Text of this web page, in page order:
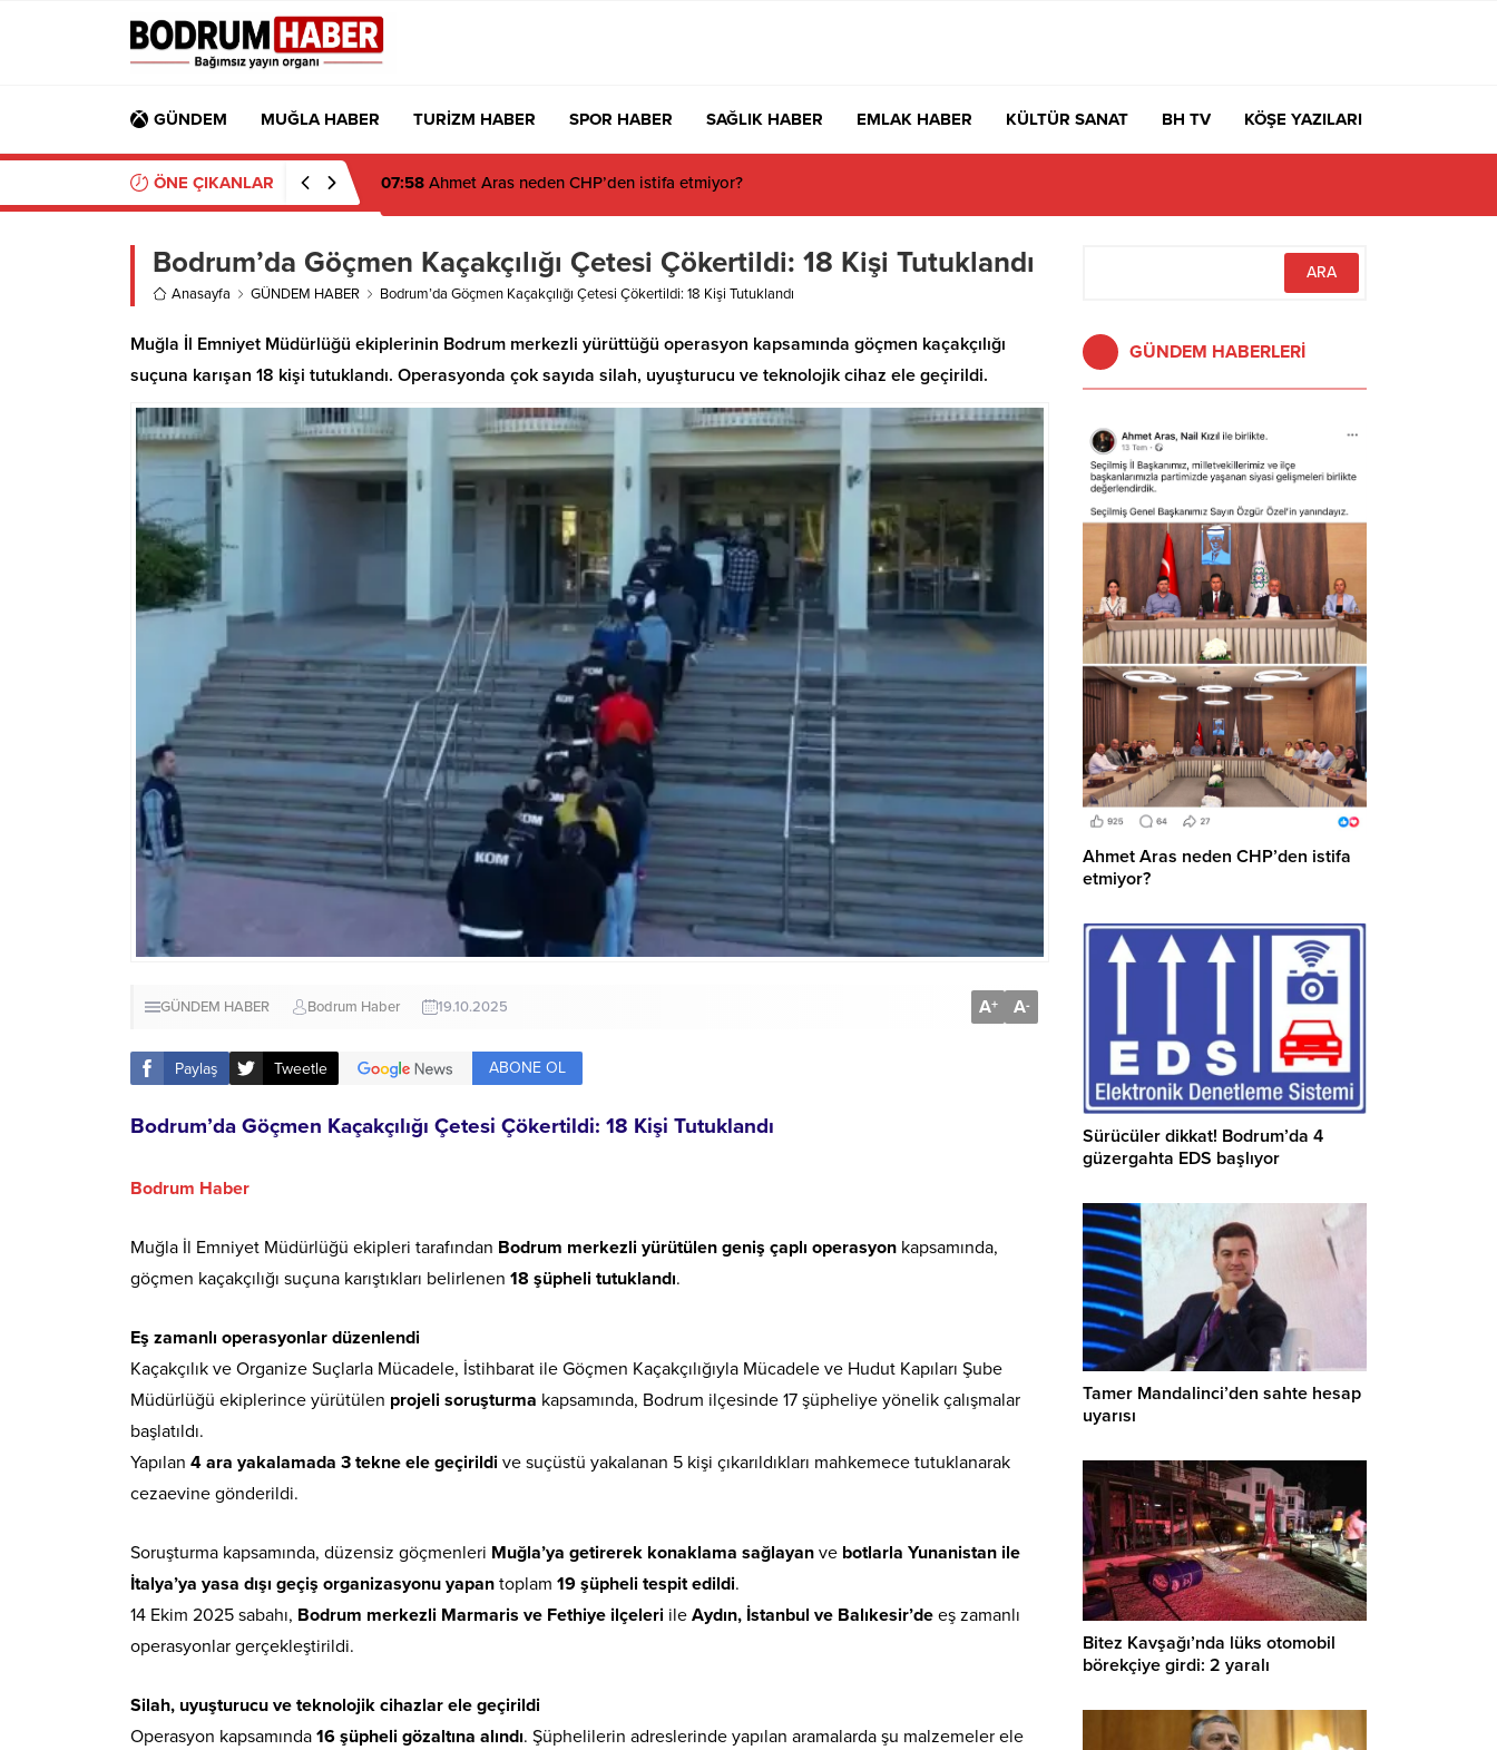
GÜNDEM MUĞLA HABER TURİZM HABER SPOR HABER SAĞLIK HABER EMLAK HABER KÜLTÜR SANAT BH TV KÖŞE YAZILARI
ÖNE ÇIKANLAR 07:26 Muğla’da 2 Milyon 280 Bin TL’lik Akü Hırsızlığı Zanlısı Yakalandı
Bodrum’da Göçmen Kaçakçılığı Çetesi Çökertildi: 18 Kişi Tutuklandı
Anasayfa GÜNDEM HABER Bodrum’da Göçmen Kaçakçılığı Çetesi Çökertildi: 18 Kişi Tutuklandı
Muğla İl Emniyet Müdürlüğü ekiplerinin Bodrum merkezli yürüttüğü operasyon kapsamında göçmen kaçakçılığı
suçuna karışan 18 kişi tutuklandı. Operasyonda çok sayıda silah, uyuşturucu ve teknolojik cihaz ele geçirildi.
GÜNDEM HABER Bodrum Haber 19.10.2025 A+ A-
Paylaş Tweetle ABONE OL
Bodrum’da Göçmen Kaçakçılığı Çetesi Çökertildi: 18 Kişi Tutuklandı
Bodrum Haber
Muğla İl Emniyet Müdürlüğü ekipleri tarafından Bodrum merkezli yürütülen geniş çaplı operasyon kapsamında,
göçmen kaçakçılığı suçuna karıştıkları belirlenen 18 şüpheli tutuklandı.
Eş zamanlı operasyonlar düzenlendi
Kaçakçılık ve Organize Suçlarla Mücadele, İstihbarat ile Göçmen Kaçakçılığıyla Mücadele ve Hudut Kapıları Şube
Müdürlüğü ekiplerince yürütülen projeli soruşturma kapsamında, Bodrum ilçesinde 17 şüpheliye yönelik çalışmalar
başlatıldı.
Yapılan 4 ara yakalamada 3 tekne ele geçirildi ve suçüstü yakalanan 5 kişi çıkarıldıkları mahkemece tutuklanarak
cezaevine gönderildi.
Soruşturma kapsamında, düzensiz göçmenleri Muğla’ya getirerek konaklama sağlayan ve botlarla Yunanistan ile
İtalya’ya yasa dışı geçiş organizasyonu yapan toplam 19 şüpheli tespit edildi.
14 Ekim 2025 sabahı, Bodrum merkezli Marmaris ve Fethiye ilçeleri ile Aydın, İstanbul ve Balıkesir’de eş zamanlı
operasyonlar gerçekleştirildi.
Silah, uyuşturucu ve teknolojik cihazlar ele geçirildi
Operasyon kapsamında 16 şüpheli gözaltına alındı. Şüphelilerin adreslerinde yapılan aramalarda şu malzemeler ele
GÜNDEM HABERLERİ
Ahmet Aras neden CHP’den istifa
etmiyor?
Sürücüler dikkat! Bodrum’da 4
güzergahta EDS başlıyor
Tamer Mandalinci’den sahte hesap
uyarısı
Bitez Kavşağı’nda lüks otomobil
börekçiye girdi: 2 yaralı